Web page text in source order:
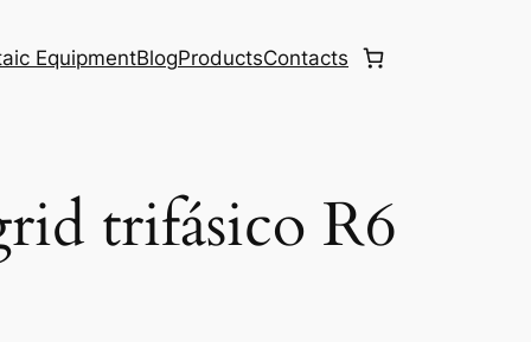
EquipmentBlogProductsContacts
trifásico R6